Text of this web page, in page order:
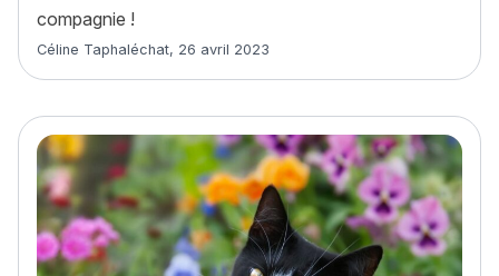
compagnie !
Article rédigé par
Céline Taphaléchat, 26 avril 2023